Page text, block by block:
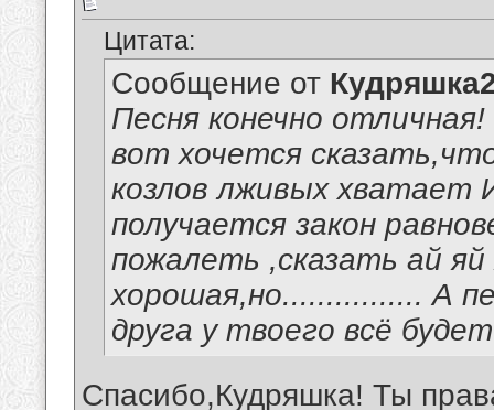
Цитата:
Сообщение от
Песня конечно
вот хочется
козлов лживых хватает
получается закон
пожалеть ,сказать ай яй
хорошая,но................ А
друга у твоего всё
Спасибо,Кудряшка! Ты